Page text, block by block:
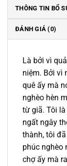
THÔNG TIN BỔ
ĐÁNH GIÁ (0)
Là bởi vì
niệm. Bởi vì
quê ấy mà
nghèo hèn
từ giã. Tôi là
ngất ngây
thành, tôi
phúc nghèo
chợ ấy mà